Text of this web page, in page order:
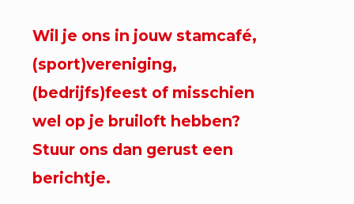
Wil je ons in jouw stamcafé,
(sport)vereniging,
(bedrijfs)feest of misschien
wel op je bruiloft hebben?
Stuur ons dan gerust een
berichtje.